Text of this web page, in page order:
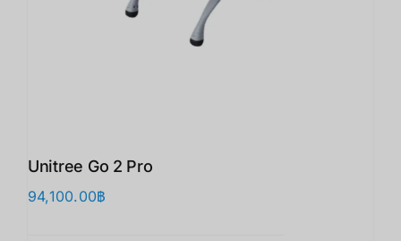
Unitree Go 2 Pro
94,100.00฿